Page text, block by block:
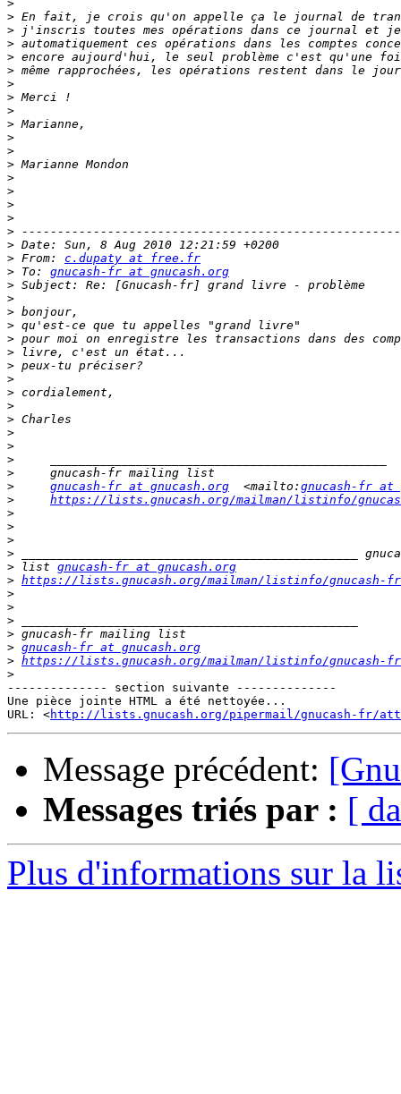
>
>
>
>
>
>
>
>
>
>
>
>
>
>
>
>
>
>
>
> From: c.dupaty at free.fr
> To: gnucash-fr at gnucash.org
>
>
>
>
>
>
>
>
>
>
>
>
>
>
>
>
gnucash-fr at gnucash.org
  <mailto:
gnucash-fr at
>
https://lists.gnucash.org/mailman/listinfo/
>
>
>
>
> list gnucash-fr at gnucash.org
> https://lists.gnucash.org/mailman/listinfo/gnucash-fr
>
>
>
>
> gnucash-fr at gnucash.org
> https://lists.gnucash.org/mailman/listinfo/gnucash-fr
>
-------------- section suivante --------------
Une pièce jointe HTML a été nettoyée...
URL: <http://lists.gnucash.org/pipermail/gnucash-fr/
Message précédent:
Messages triés par : [
Plus d'informations sur la